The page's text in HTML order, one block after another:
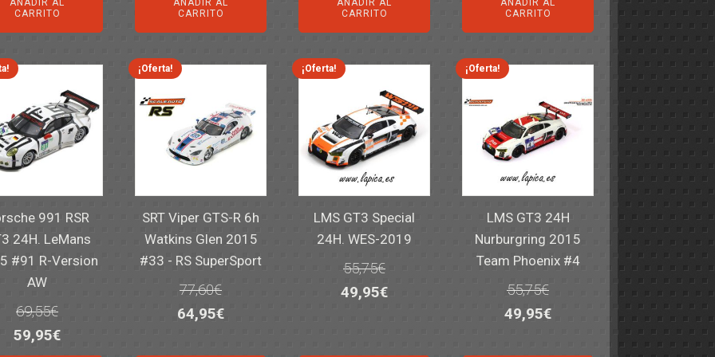
era:
14,30€.11,25€.
AÑADIR AL
CARRITO
era:
6,00€.
es:
4,50€.
AÑADIR AL
CARRITO
original
era:
82,40€.
actual
es:
AÑADIR AL
CARRITO
original
era:
82,40€.
actual
es:
AÑADIR AL
CARRITO
991 RSR
24H. LeMans
#91 R-Version
AW
69,55€
El
59,95€El
¡Oferta!
SRT Viper GTS-R 6h
Watkins Glen 2015
#33 - RS SuperSport
77,60€
El
64,95€El
¡Oferta!
LMS GT3 Special
24H. WES-2019
55,75€
El
49,95€El
¡Oferta!
LMS GT3 24H
Nurburgring 2015
Team Phoenix #4
55,75€
El
49,95€El